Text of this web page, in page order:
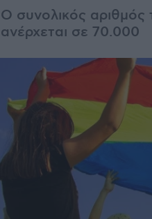
Ο συνολικός
ανέρχεται σε 70.000